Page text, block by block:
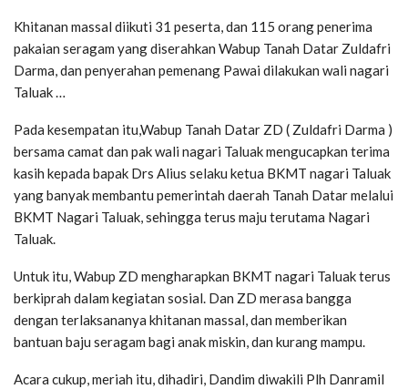
Khitanan massal diikuti 31 peserta, dan 115 orang penerima
pakaian seragam yang diserahkan Wabup Tanah Datar Zuldafri
Darma, dan penyerahan pemenang Pawai dilakukan wali nagari
Taluak …
Pada kesempatan itu,Wabup Tanah Datar ZD ( Zuldafri Darma )
bersama camat dan pak wali nagari Taluak mengucapkan terima
kasih kepada bapak Drs Alius selaku ketua BKMT nagari Taluak
yang banyak membantu pemerintah daerah Tanah Datar melalui
BKMT Nagari Taluak, sehingga terus maju terutama Nagari
Taluak.
Untuk itu, Wabup ZD mengharapkan BKMT nagari Taluak terus
berkiprah dalam kegiatan sosial. Dan ZD merasa bangga
dengan terlaksananya khitanan massal, dan memberikan
bantuan baju seragam bagi anak miskin, dan kurang mampu.
Acara cukup, meriah itu, dihadiri, Dandim diwakili Plh Danramil